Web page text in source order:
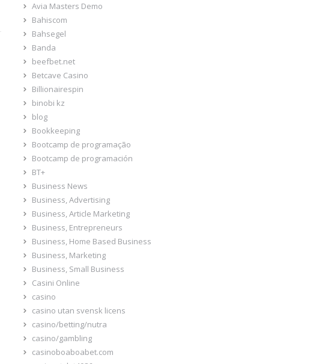
Avia Masters Demo
Bahiscom
Bahsegel
Banda
beefbet.net
Betcave Casino
Billionairespin
binobi kz
blog
Bookkeeping
Bootcamp de programação
Bootcamp de programación
BT+
Business News
Business, Advertising
Business, Article Marketing
Business, Entrepreneurs
Business, Home Based Business
Business, Marketing
Business, Small Business
Casini Online
casino
casino utan svensk licens
casino/betting/nutra
casino/gambling
casinoboaboabet.com